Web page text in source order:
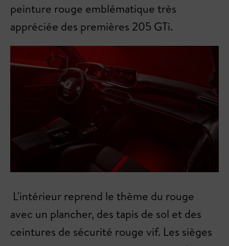
peinture rouge emblématique très
appréciée des premières 205 GTi.
L'intérieur reprend le thème du rouge
avec un plancher, des tapis de sol et des
ceintures de sécurité rouge vif. Les sièges